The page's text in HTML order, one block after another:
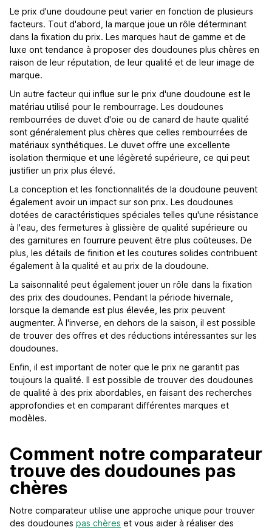
Le prix d'une doudoune peut varier en fonction de plusieurs
facteurs. Tout d'abord, la marque joue un rôle déterminant
dans la fixation du prix. Les marques haut de gamme et de
luxe ont tendance à proposer des doudounes plus chères en
raison de leur réputation, de leur qualité et de leur image de
marque.
Un autre facteur qui influe sur le prix d'une doudoune est le
matériau utilisé pour le rembourrage. Les doudounes
rembourrées de duvet d'oie ou de canard de haute qualité
sont généralement plus chères que celles rembourrées de
matériaux synthétiques. Le duvet offre une excellente
isolation thermique et une légèreté supérieure, ce qui peut
justifier un prix plus élevé.
La conception et les fonctionnalités de la doudoune peuvent
également avoir un impact sur son prix. Les doudounes
dotées de caractéristiques spéciales telles qu'une résistance
à l'eau, des fermetures à glissière de qualité supérieure ou
des garnitures en fourrure peuvent être plus coûteuses. De
plus, les détails de finition et les coutures solides contribuent
également à la qualité et au prix de la doudoune.
La saisonnalité peut également jouer un rôle dans la fixation
des prix des doudounes. Pendant la période hivernale,
lorsque la demande est plus élevée, les prix peuvent
augmenter. À l'inverse, en dehors de la saison, il est possible
de trouver des offres et des réductions intéressantes sur les
doudounes.
Enfin, il est important de noter que le prix ne garantit pas
toujours la qualité. Il est possible de trouver des doudounes
de qualité à des prix abordables, en faisant des recherches
approfondies et en comparant différentes marques et
modèles.
Comment notre comparateur
trouve des doudounes pas
chères
Notre comparateur utilise une approche unique pour trouver
des doudounes pas chères et vous aider à réaliser des